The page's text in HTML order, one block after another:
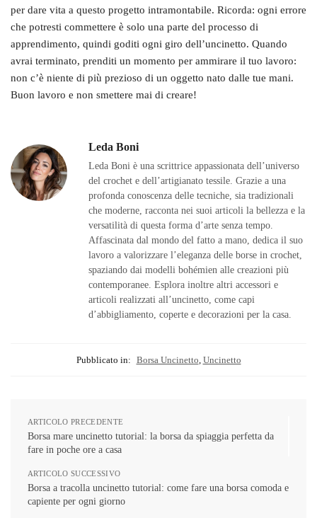
per dare vita a questo progetto intramontabile. Ricorda: ogni errore
che potresti commettere è solo una parte del processo di
apprendimento, quindi goditi ogni giro dell’uncinetto. Quando
avrai terminato, prenditi un momento per ammirare il tuo lavoro:
non c’è niente di più prezioso di un oggetto nato dalle tue mani.
Buon lavoro e non smettere mai di creare!
Leda Boni
Leda Boni è una scrittrice appassionata dell’universo
del crochet e dell’artigianato tessile. Grazie a una
profonda conoscenza delle tecniche, sia tradizionali
che moderne, racconta nei suoi articoli la bellezza e la
versatilità di questa forma d’arte senza tempo.
Affascinata dal mondo del fatto a mano, dedica il suo
lavoro a valorizzare l’eleganza delle borse in crochet,
spaziando dai modelli bohémien alle creazioni più
contemporanee. Esplora inoltre altri accessori e
articoli realizzati all’uncinetto, come capi
d’abbigliamento, coperte e decorazioni per la casa.
Pubblicato in: Borsa Uncinetto Uncinetto
ARTICOLO PRECEDENTE
Borsa mare uncinetto tutorial: la borsa da spiaggia perfetta da
fare in poche ore a casa
ARTICOLO SUCCESSIVO
Borsa a tracolla uncinetto tutorial: come fare una borsa comoda e
capiente per ogni giorno